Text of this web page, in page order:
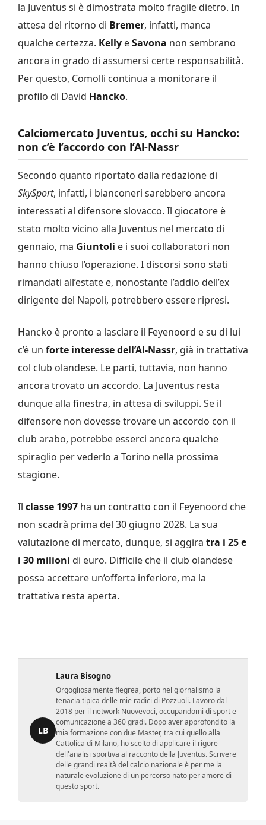
la Juventus si è dimostrata molto fragile dietro. In
attesa del ritorno di Bremer, infatti, manca
qualche certezza. Kelly eSavona non sembrano
ancora in grado di assumersi certe responsabilità.
Per questo, Comolli continua a monitorare il
profilo di David Hancko.
Calciomercato Juventus, occhi su Hancko:
non c’è l’accordo con l’Al-Nassr
Secondo quanto riportato dalla redazione di
SkySport, infatti, i bianconeri sarebbero ancora
interessati al difensore slovacco. Il giocatore è
stato molto vicino alla Juventus nel mercato di
gennaio, ma Giuntoli e i suoi collaboratori non
hanno chiuso l’operazione. I discorsi sono stati
rimandati all’estate e, nonostante l’addio dell’ex
dirigente del Napoli, potrebbero essere ripresi.
Hancko è pronto a lasciare il Feyenoord e su di lui
c’è un forte interesse dell’Al-Nassr, già in trattativa
col club olandese. Le parti, tuttavia, non hanno
ancora trovato un accordo. La Juventus resta
dunque alla finestra, in attesa di sviluppi. Se il
difensore non dovesse trovare un accordo con il
club arabo, potrebbe esserci ancora qualche
spiraglio per vederlo a Torino nella prossima
stagione.
Il classe 1997 ha un contratto con il Feyenoord che
non scadrà prima del 30 giugno 2028. La sua
valutazione di mercato, dunque, si aggira tra i 25 e
i 30 milioni di euro. Difficile che il club olandese
possa accettare un’offerta inferiore, ma la
trattativa resta aperta.
LB
Laura Bisogno
Orgogliosamente flegrea, porto nel giornalismo la
tenacia tipica delle mie radici di Pozzuoli. Lavoro dal
2018 per il network Nuovevoci, occupandomi di sport e
comunicazione a 360 gradi. Dopo aver approfondito la
mia formazione con due Master, tra cui quello alla
Cattolica di Milano, ho scelto di applicare il rigore
dell'analisi sportiva al racconto della Juventus. Scrivere
delle grandi realtà del calcio nazionale è per me la
naturale evoluzione di un percorso nato per amore di
questo sport.